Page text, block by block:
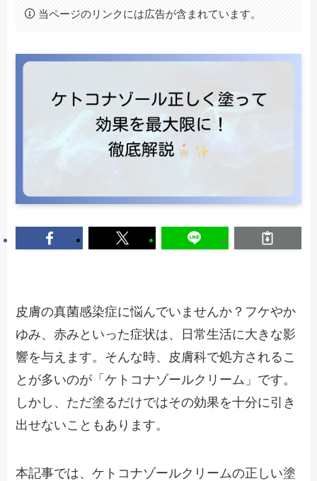
当ページのリンクには広告が含まれています。
皮膚の真菌感染症に悩んでいませんか？フケやか
ゆみ、赤みといった症状は、日常生活に大きな影
響を与えます。そんな時、皮膚科で処方されるこ
とが多いのが「ケトコナゾールクリーム」です。
しかし、ただ塗るだけではその効果を十分に引き
出せないこともあります。
本記事では、ケトコナゾールクリームの正しい塗